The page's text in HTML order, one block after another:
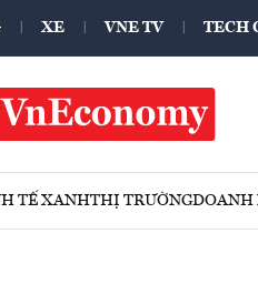
XE VNE TV TECH
TẾ XANHTHỊ TRƯỜNGDOANH